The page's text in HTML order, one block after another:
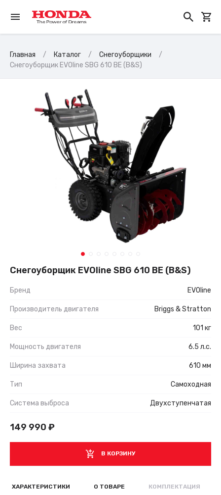
Главная Каталог
Снегоуборщики
Снегоуборщик EVOline SBG 610 BE (B&S)
Снегоуборщик EVOline SBG 610 BE (B&S)
Бренд EVOline
Производитель двигателя Briggs & Stratton
Вес 101 кг
Мощность двигателя 6.5 л.с.
Ширина захвата 610 мм
Тип Самоходная
Система выброса Двухступенчатая
149 990 ₽
В КОРЗИНУ
ХАРАКТЕРИСТИКИ О ТОВАРЕ КОМПЛЕКТАЦИЯ